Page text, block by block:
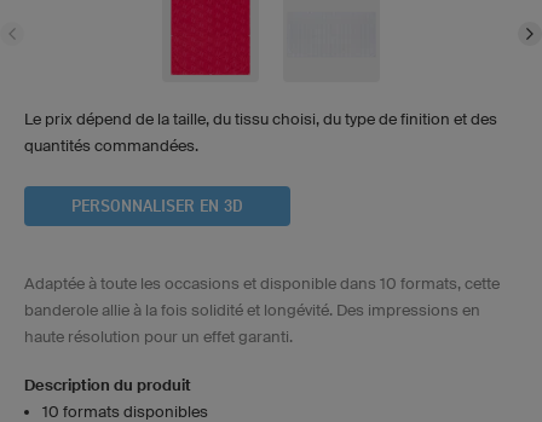
Le prix dépend de la taille, du tissu choisi, du type de finition et des
quantités commandées.
PERSONNALISER EN 3D
Adaptée à toute les occasions et disponible dans 10 formats, cette
banderole allie à la fois solidité et longévité. Des impressions en
haute résolution pour un effet garanti.
Description du produit
10 formats disponibles